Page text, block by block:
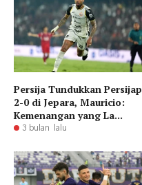
Persija Tundukkan Persijap
2-0 di Jepara, Mauricio:
Kemenangan yang La...
3 bulan lalu